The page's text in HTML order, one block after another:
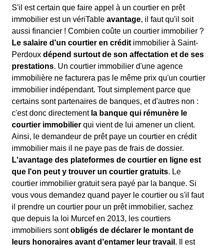
S'il est certain que faire appel à un courtier en prêt
immobilier est un vériTable avantage, il faut qu'il soit
aussi financier ! Combien coûte un courtier immobilier ?
Le salaire d'un courtier en crédit immobilier à Saint-
Perdoux dépend surtout de son affectation et de ses
prestations. Un courtier immobilier d'une agence
immobilière ne facturera pas le même prix qu'un courtier
immobilier indépendant. Tout simplement parce que
certains sont partenaires de banques, et d'autres non :
c'est donc directement la banque qui rémunère le
courtier immobilier qui vient de lui amener un client.
Ainsi, le demandeur de prêt paye un courtier en crédit
immobilier mais il ne paye pas de frais de dossier.
L'avantage des plateformes de courtier en ligne est
que l'on peut y trouver un courtier gratuits. Le
courtier immobilier gratuit sera payé par la banque. Si
vous vous demandez quand payer le courtier ou s'il faut
il prendre un courtier pour un prêt immobilier, sachez
que depuis la loi Murcef en 2013, les courtiers
immobiliers sontobligés de déclarer le montant de
leurs honoraires avant d'entamer leur travail . Il est